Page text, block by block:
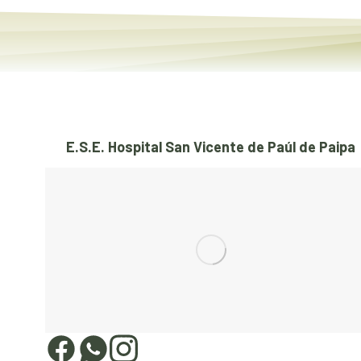
E.S.E. Hospital San Vicente de Paúl de Paipa